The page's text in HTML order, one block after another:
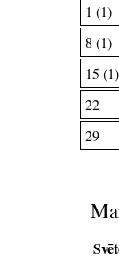
1 (1)
8 (1)
15 (1)
22
29